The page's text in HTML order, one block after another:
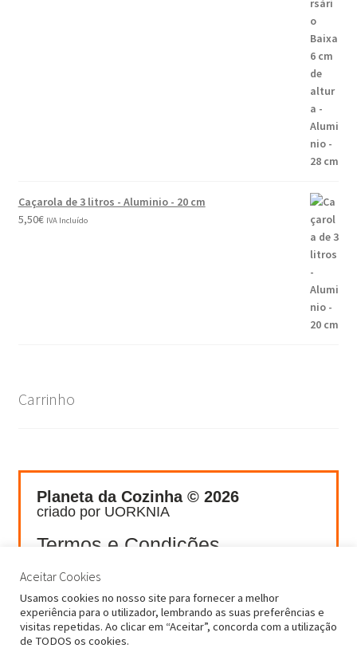
Caçarola de 3 litros - Aluminio - 20 cm
5,50€ IVA Incluído
Carrinho
Planeta da Cozinha © 2026
criado por UORKNIA
Termos e Condições
Privacidade
Livro de
Reclamações
Aceitar Cookies
Usamos cookies no nosso site para fornecer a melhor
experiência para o utilizador, lembrando as suas preferências e
visitas repetidas. Ao clicar em “Aceitar”, concorda com a utilização
de TODOS os cookies.